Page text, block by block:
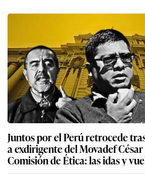
Juntos por el Perú retrocede
a exdirigente del Movadef
Comisión de Ética: las idas y